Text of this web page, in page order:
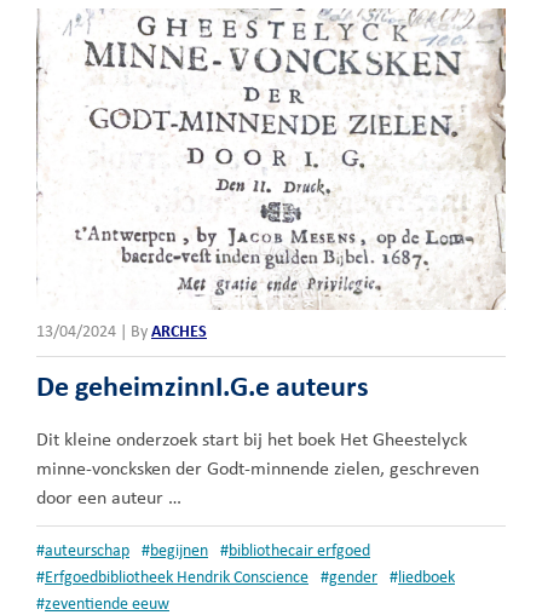
13/04/2024 By ARCHES
De geheimzinnI.G.e auteurs
Dit kleine onderzoek start bij het boek Het Gheestelyck
minne-voncksken der Godt-minnende zielen, geschreven
door een auteur …
#auteurschap #begijnen #bibliothecair erfgoed
#Erfgoedbibliotheek Hendrik Conscience #gender # liedboek
#zeventiende eeuw